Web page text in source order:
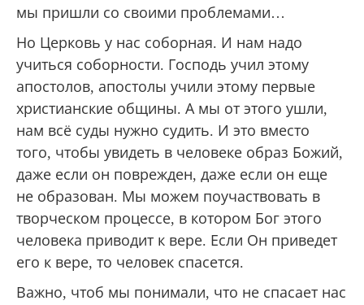
мы пришли со своими проблемами…
Но Церковь у нас соборная. И нам надо
учиться соборности. Господь учил этому
апостолов, апостолы учили этому первые
христианские общины. А мы от этого ушли,
нам всё суды нужно судить. И это вместо
того, чтобы увидеть в человеке образ Божий,
даже если он поврежден, даже если он еще
не образован. Мы можем поучаствовать в
творческом процессе, в котором Бог этого
человека приводит к вере. Если Он приведет
его к вере, то человек спасется.
Важно, чтоб мы понимали, что не спасает нас